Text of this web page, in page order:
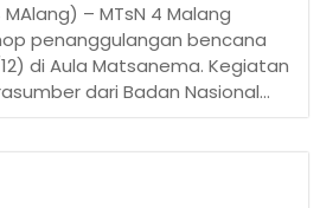
– MTsN 4 Malang
penanggulangan bencana
di Aula Matsanema. Kegiatan
dari Badan Nasional...